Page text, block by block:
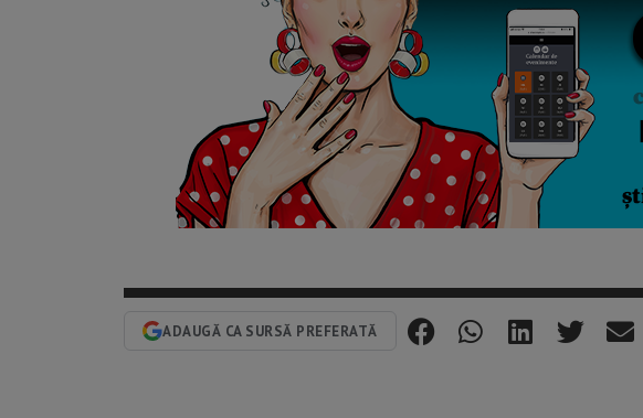
ADAUGĂ CA SURSĂ PREFERATĂ